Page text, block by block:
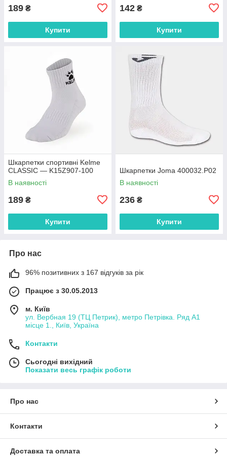
189 ₴
Купити
142 ₴
Купити
Шкарпетки спортивні Kelme
CLASSIC — K15Z907-100
В наявності
189 ₴
Купити
Шкарпетки Joma 400032.P02
В наявності
236 ₴
Купити
Про нас
96% позитивних з 167 відгуків за рік
Працює з 30.05.2013
м. Київ
ул. Вербная 19 (ТЦ Петрик), метро Петрівка. Ряд А1
місце 1., Київ, Україна
Контакти
Сьогодні вихідний
Показати весь графік роботи
Про нас
Контакти
Доставка та оплата